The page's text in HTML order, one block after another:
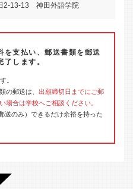
2-13-13 神田外語学院
を支払い、郵送書類を郵送
します。
。
の郵送は、 出願締切日までにご郵
場合は学校へご相談ください。
送のみ）できるだけ余裕を持った